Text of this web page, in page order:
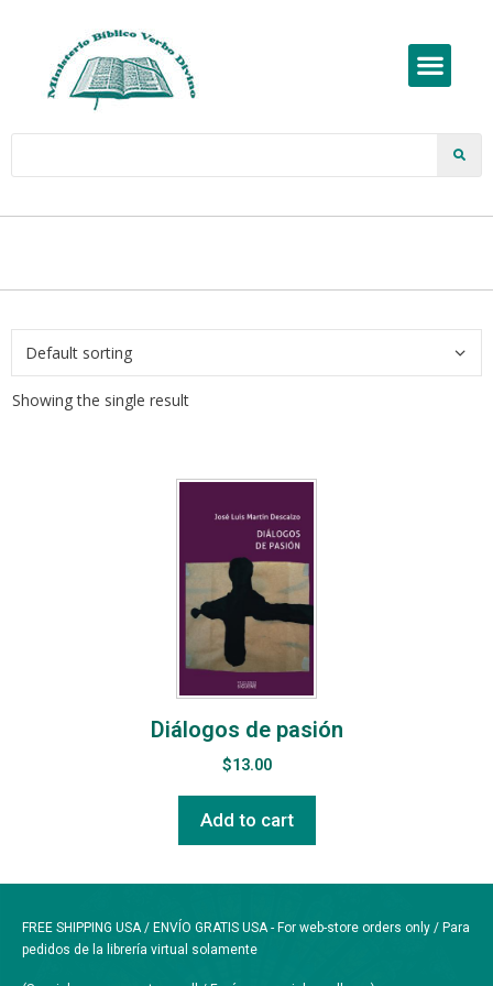
Showing the single result
Diálogos de pasión
$13.00
Add to cart
FREE SHIPPING USA / ENVÍO GRATIS USA - For web-store orders only / Para
pedidos de la librería virtual solamente